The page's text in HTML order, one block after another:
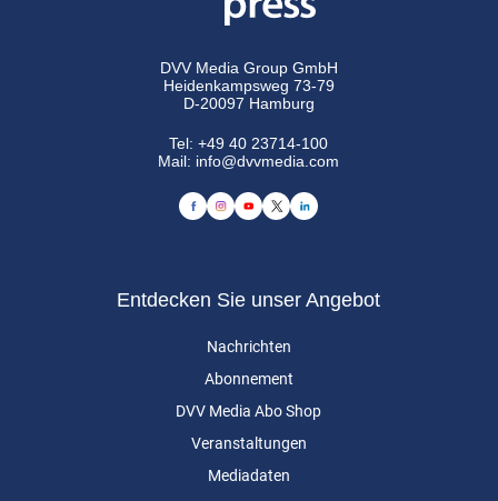
DVV Media Group GmbH
Heidenkampsweg 73-79
D-20097 Hamburg
Tel:+49 40 23714-100
Mail: info@dvvmedia.com
Entdecken Sie unser Angebot
Nachrichten
Abonnement
DVV Media Abo Shop
Veranstaltungen
Mediadaten